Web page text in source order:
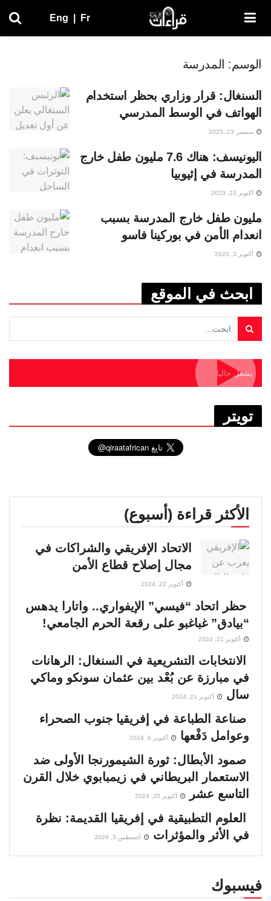
Eng Fr
الوسم: المدرسة
السنغال: قرار وزاري بحظر استخدام
الهواتف في الوسط المدرسي
سبتمبر 23, 2025
اليونيسف: هناك 7.6 مليون طفل خارج
المدرسة في إثيوبيا
أكتوبر 23, 2023
مليون طفل خارج المدرسة بسبب
انعدام الأمن في بوركينا فاسو
أكتوبر 3, 2023
ابحث في الموقع
يشغل حاليا
تويتر
الأكثر قراءة (أسبوع)
الاتحاد الإفريقي والشراكات في
مجال إصلاح قطاع الأمن
أكتوبر 22, 2024
حظر اتحاد “فيسي” الإيفواري.. واتارا يدهس
“بيادق” غباغبو على رقعة الحرم الجامعي!
أكتوبر 22, 2024
الانتخابات التشريعية في السنغال: الرهانات
في مبارزة عن بُعْد بين عثمان سونكو وماكي
سال
أكتوبر 21, 2024
صناعة الطباعة في إفريقيا جنوب الصحراء
وعوامل دَفْعها
أكتوبر 6, 2024
صمود الأبطال: ثورة الشيمورنجا الأولى ضد
الاستعمار البريطاني في زيمبابوي خلال القرن
التاسع عشر
أكتوبر 20, 2024
العلوم التطبيقية في إفريقيا القديمة: نظرة
في الأثر والمؤثرات
أغسطس 3, 2026
فيسبوك